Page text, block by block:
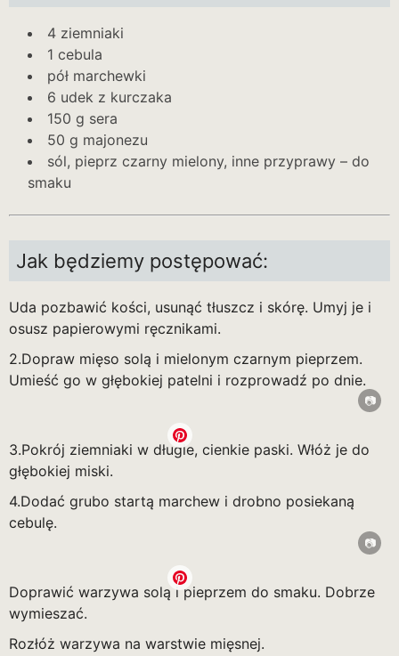
4 ziemniaki
1 cebula
pół marchewki
6 udek z kurczaka
150 g sera
50 g majonezu
sól, pieprz czarny mielony, inne przyprawy – do
smaku
Jak będziemy postępować:
Uda pozbawić kości, usunąć tłuszcz i skórę. Umyj je i
osusz papierowymi ręcznikami.
2.Dopraw mięso solą i mielonym czarnym pieprzem.
Umieść go w głębokiej patelni i rozprowadź po dnie.
3.Pokrój ziemniaki w długie, cienkie paski. Włóż je do
głębokiej miski.
4.Dodać grubo startą marchew i drobno posiekaną
cebulę.
Doprawić warzywa solą i pieprzem do smaku. Dobrze
wymieszać.
Rozłóż warzywa na warstwie mięsnej.